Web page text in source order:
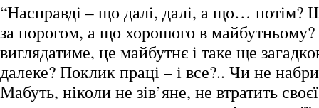
“Насправді – що далі, далі, а що… потім?
за порогом, а що хорошого в
виглядатиме, це майбутнє і таке ще
далеке? Поклик праці – і все?.. Чи не
Мабуть, ніколи не зів’яне, не втратить